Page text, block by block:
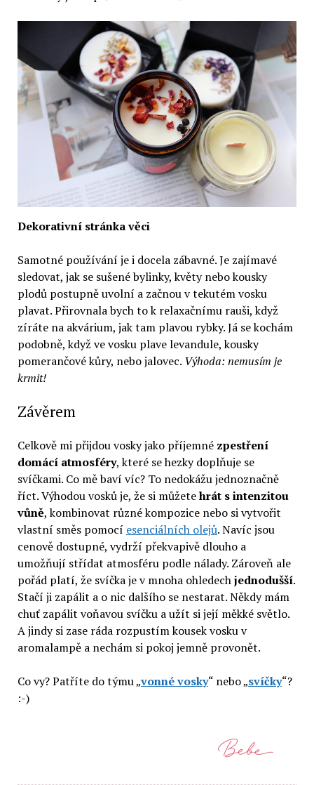
Dekorativní stránka věci
Samotné používání je i docela zábavné. Je zajímavé
sledovat, jak se sušené bylinky, květy nebo kousky
plodů postupně uvolní a začnou v tekutém vosku
plavat. Přirovnala bych to k relaxačnímu rauši, když
zíráte na akvárium, jak tam plavou rybky. Já se kochám
podobně, když ve vosku plave levandule, kousky
pomerančové kůry, nebo jalovec. Výhoda: nemusím je
krmit!
Závěrem
Celkově mi přijdou vosky jako příjemné zpestření
domácí atmosféry, které se hezky doplňuje se
svíčkami. Co mě baví víc? To nedokážu jednoznačně
říct. Výhodou vosků je, že si můžetehrát s intenzitou
vůně, kombinovat různé kompozice nebo si vytvořit
vlastní směs pomocí esenciálních olejů. Navíc jsou
cenově dostupné, vydrží překvapivě dlouho a
umožňují střídat atmosféru podle nálady. Zároveň ale
pořád platí, že svíčka je v mnoha ohledechjednodušší.
Stačí ji zapálit a o nic dalšího se nestarat. Někdy mám
chuť zapálit voňavou svíčku a užít si její měkké světlo.
A jindy si zase ráda rozpustím kousek vosku v
aromalampě a nechám si pokoj jemně provonět.
Co vy? Patříte do týmu „vonné vosky“ nebo „svíčky“?
:-)